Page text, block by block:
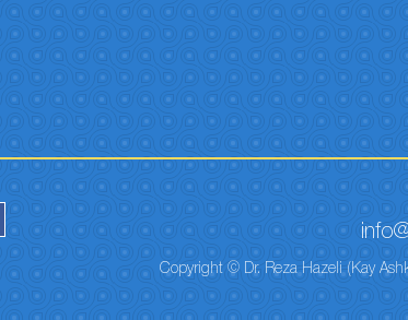
Copyright © Dr. Reza Hazeli (Kay